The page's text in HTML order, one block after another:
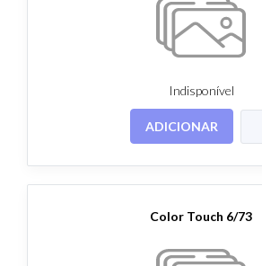
Indisponível
ADICIONAR
Color Touch 6/73